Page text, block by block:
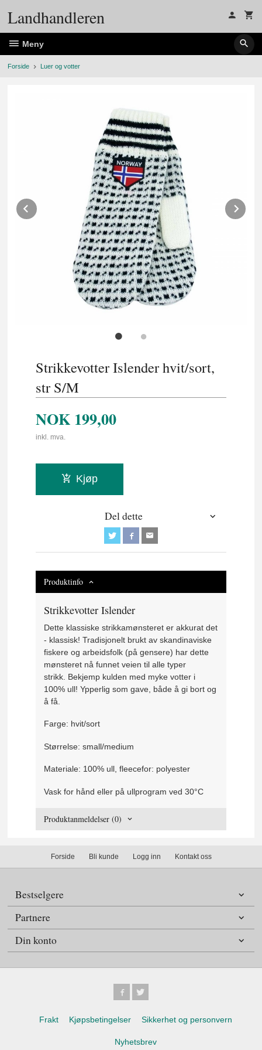
Landhandleren
Meny
Forside Luer og votter
Prev
Strikkevotter Islender hvit/sort,
str S/M
NOK 199,00
inkl. mva.
Kjøp
Del dette
Produktinfo
Strikkevotter Islender
Dette klassiske strikkamønsteret er akkurat det
- klassisk! Tradisjonelt brukt av skandinaviske
fiskere og arbeidsfolk (på gensere) har dette
mønsteret nå funnet veien til alle typer
strikk. Bekjemp kulden med myke votter i
100% ull! Ypperlig som gave, både å gi bort og
å få.
Farge: hvit/sort
Størrelse: small/medium
Materiale: 100% ull, fleecefor: polyester
Vask for hånd eller på ullprogram ved 30°C
Produktanmeldelser (0)
Forside Bli kunde Logg inn Kontakt oss
Bestselgere
Partnere
Din konto
Frakt Kjøpsbetingelser Sikkerhet og personvern
Nyhetsbrev